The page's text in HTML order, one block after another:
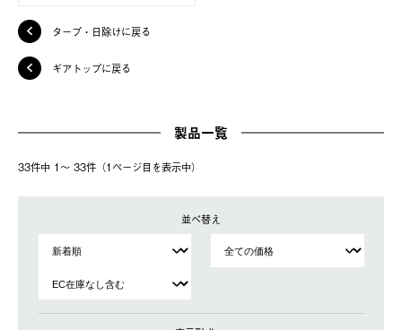
タープ・日除けに戻る
ギアトップに戻る
製品一覧
33件中 1〜 33件（1ページ⽬を表⽰中）
並べ替え